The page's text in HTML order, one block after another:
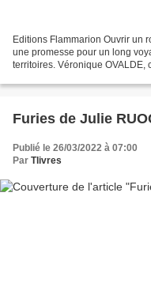
Editions Flammarion Ouvrir un
une promesse pour un long
territoires. Véronique OVALDE,
Furies de Julie
Publié le 26/03/2022 à 07:00
Par Tlivres